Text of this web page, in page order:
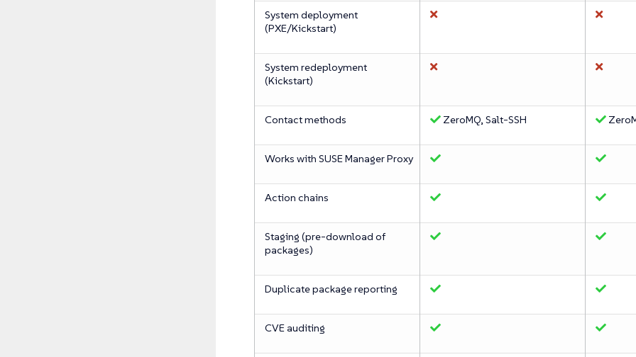
System deployment
(PXE/Kickstart)
System redeployment
(Kickstart)
Contact methods ZeroMQ, Salt-SSH
Works with SUSE Manager Proxy
Action chains
Staging (pre-download of
packages)
Duplicate package reporting
CVE auditing